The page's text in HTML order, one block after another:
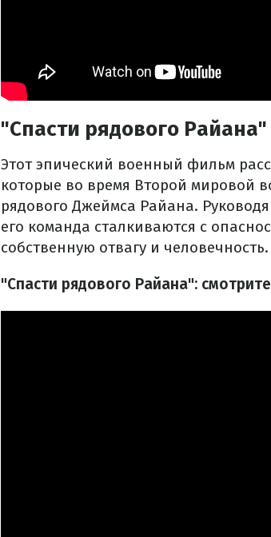
"Спасти рядового Райана"
Этот эпический военный фильм
которые во время Второй мировой
рядового Джеймса Райана.
его команда сталкиваются с
собственную отвагу и человечность.
"Спасти рядового Райана":